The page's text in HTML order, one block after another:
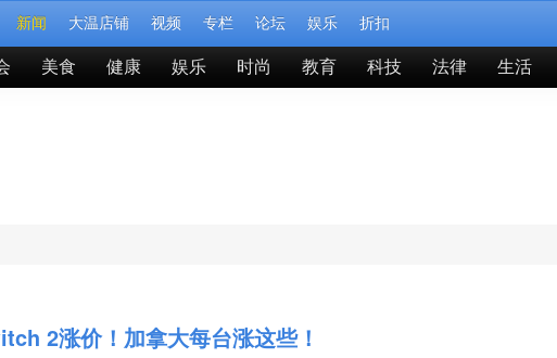
新闻 大温店铺 视频 专栏 论坛 娱乐 折扣
美食 健康 娱乐 时尚 教育 科技 法律 生活
2涨价！加拿大每台涨这些！